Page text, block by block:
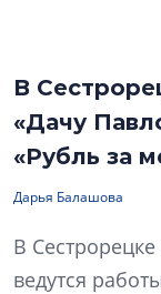
В
«Дачу
«Рубль за
Дарья Балашова
В
ведутся